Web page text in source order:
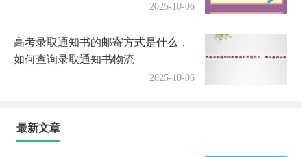
2025-10-06
高考录取通知书的邮寄方式是什么，
如何查询录取通知书物流
2025-10-06
最新文章